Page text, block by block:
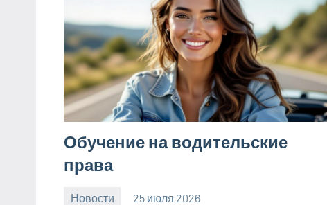
Обучение на водительские
права
Новости 25 июля 2026